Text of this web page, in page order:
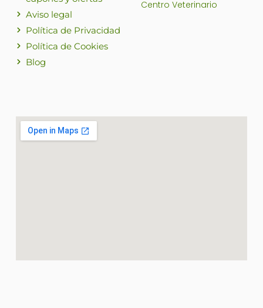
Aviso legal
Política de Privacidad
Política de Cookies
Blog
Centro Veterinario